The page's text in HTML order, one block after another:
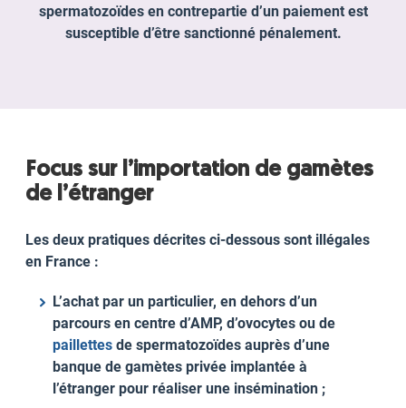
spermatozoïdes en contrepartie d’un paiement est
susceptible d’être sanctionné pénalement.
Focus sur l’importation de gamètes
de l’étranger
Les deux pratiques décrites ci-dessous sont illégales
en France :
L’achat par un particulier, en dehors d’un
parcours en centre d’AMP, d’ovocytes ou de
paillettes de spermatozoïdes auprès d’une
banque de gamètes privée implantée à
l’étranger pour réaliser une insémination ;